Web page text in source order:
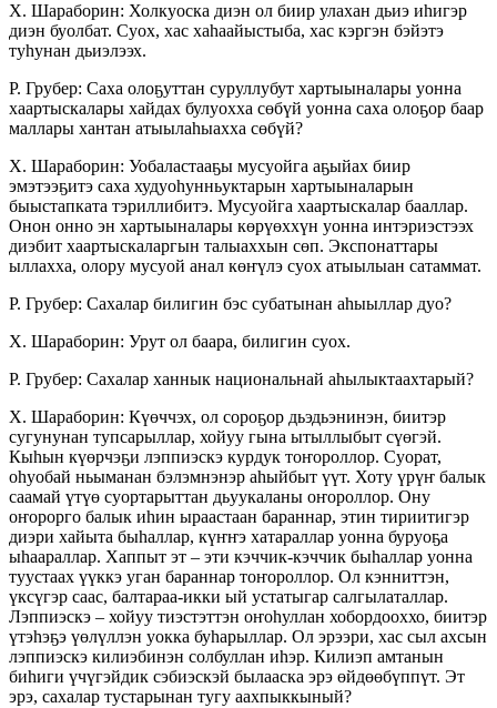
Х. Шараборин: Холкуоска диэн ол биир улахан дьиэ иһигэр
диэн буолбат. Суох, хас хаһаайыстыба, хас кэргэн бэйэтэ
туһунан дьиэлээх.
Р. Грубер: Саха олоҕуттан суруллубут хар­тыыналары уонна
хаартыскалары хайдах бу­луохха сөбүй уонна саха олоҕор баар
маллары хантан атыылаһыахха сөбүй?
Х. Шараборин: Уобаластааҕы мусуойга аҕы­йах биир
эмэтээҕитэ саха худуоһунньуктарын хартыыналарын
быыстапката тэриллибитэ. Му­суойга хаартыскалар бааллар.
Онон онно эн хартыыналары көрүөххүн уонна интэриэстээх
диэбит хаартыскаларгын талыаххын сөп. Экспо­наттары
ыллахха, олору мусуой анал көҥүлэ суох атыылыан сатаммат.
Р. Грубер: Сахалар билигин бэс субатынан аһыыллар дуо?
Х. Шараборин: Урут ол баара, билигин суох.
Р. Грубер: Сахалар ханнык национальнай аһы­лыктаахтарый?
Х. Шараборин: Күөччэх, ол сороҕор дьэдьэни­нэн, биитэр
сугунунан тупсарыллар, хойуу гына ытыллыбыт сүөгэй.
Кыһын күөрчэҕи лэппиэскэ курдук тоҥороллор. Суорат,
оһуобай ньыманан бэлэмнэнэр аһыйбыт үүт. Хоту үрүҥ балык
саамай үтүө суортарыттан дьуукаланы оҥороллор. Ону
оҥорорго балык иһин ыраастаан бараннар, этин тириитигэр
диэри хайыта быһаллар, күҥҥэ хатараллар уонна буруоҕа
ыһаараллар. Хаппыт эт – эти кэччик-кэччик быһаллар уонна
туустаах үүккэ уган бараннар тоҥороллор. Ол кэнниттэн,
үксүгэр саас, балтараа-икки ый устатыгар сал­гылаталлар.
Лэппиэскэ – хойуу тиэстэттэн оҥо­һуллан хобордооххо, биитэр
үтэһэҕэ үөлүллэн уокка буһарыллар. Ол эрээри, хас сыл ахсын
лэппиэскэ килиэбинэн солбуллан иһэр. Килиэп амтанын
биһиги үчүгэйдик сэбиэскэй былааска эрэ өйдөөбүппүт. Эт
эрэ, сахалар тустарынан тугу аахпыккыный?